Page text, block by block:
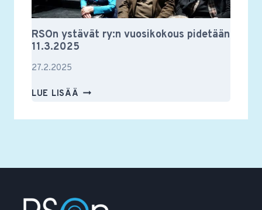
RSOn ystävät ry:n vuosikokous pidetään
11.3.2025
27.2.2025
LUE LISÄÄ RSON
RY:N